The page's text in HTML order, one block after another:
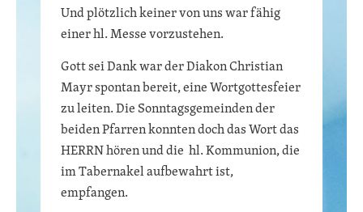
Und plötzlich keiner von uns war fähig
einer hl. Messe vorzustehen.
Gott sei Dank war der Diakon Christian
Mayr spontan bereit, eine Wortgottesfeier
zu leiten. Die Sonntagsgemeinden der
beiden Pfarren konnten doch das Wort das
HERRN hören und die hl. Kommunion, die
im Tabernakel aufbewahrt ist,
empfangen.